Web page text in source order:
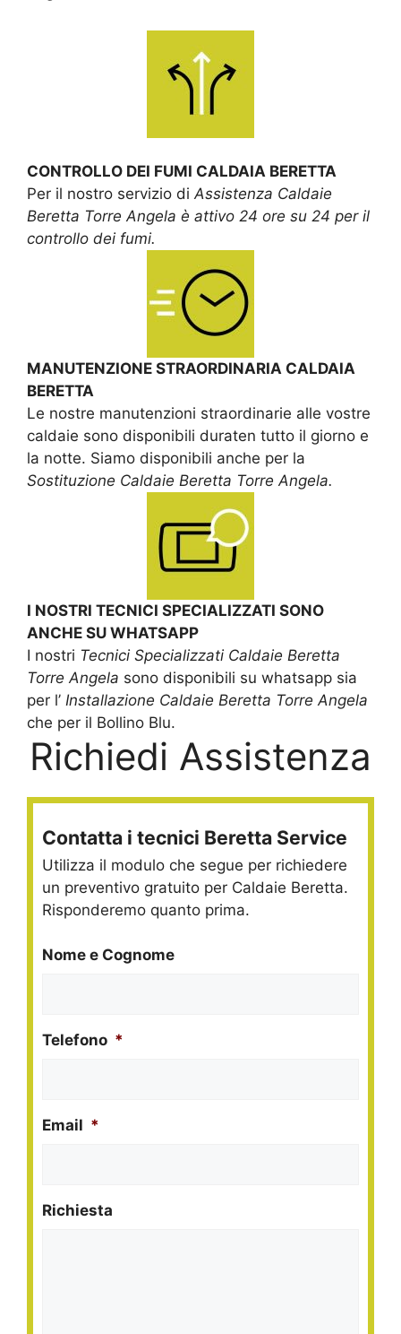
CONTROLLO DEI FUMI CALDAIA BERETTA
Per il nostro servizio di Assistenza Caldaie
Beretta Torre Angela è attivo 24 ore su 24 per il
controllo dei fumi.
MANUTENZIONE STRAORDINARIA CALDAIA
BERETTA
Le nostre manutenzioni straordinarie alle vostre
caldaie sono disponibili duraten tutto il giorno e
la notte. Siamo disponibili anche per la
Sostituzione Caldaie Beretta Torre Angela.
I NOSTRI TECNICI SPECIALIZZATI SONO
ANCHE SU WHATSAPP
I nostri Tecnici Specializzati Caldaie Beretta
Torre Angela sono disponibili su whatsapp sia
per l’ Installazione Caldaie Beretta Torre Angela
che per il Bollino Blu.
Richiedi Assistenza
Contatta i tecnici Beretta Service
Utilizza il modulo che segue per richiedere
un preventivo gratuito per Caldaie Beretta.
Risponderemo quanto prima.
Nome e Cognome
Telefono *
Email *
Richiesta